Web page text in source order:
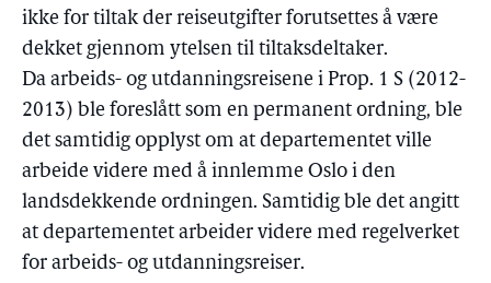
ikke for tiltak der reiseutgifter forutsettes å være
dekket gjennom ytelsen til tiltaksdeltaker.
Da arbeids- og utdanningsreisene i Prop. 1 S (2012-
2013) ble foreslått som en permanent ordning, ble
det samtidig opplyst om at departementet ville
arbeide videre med å innlemme Oslo i den
landsdekkende ordningen. Samtidig ble det angitt
at departementet arbeider videre med regelverket
for arbeids- og utdanningsreiser.